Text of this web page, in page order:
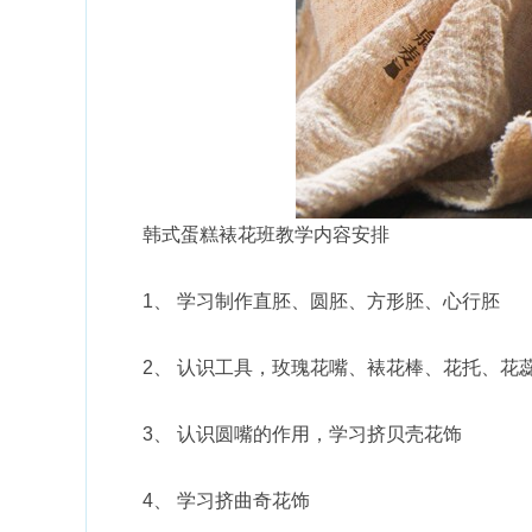
韩式蛋糕裱花班教学内容安排
1、 学习制作直胚、圆胚、方形胚、心行胚
2、 认识工具，玫瑰花嘴、裱花棒、花托、花
3、 认识圆嘴的作用，学习挤贝壳花饰
4、 学习挤曲奇花饰